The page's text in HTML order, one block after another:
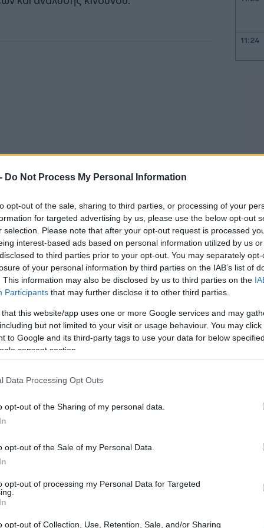
Do Not Process My Personal Information
opt-out of the sale, sharing to third parties, or processing of your
for targeted advertising by us, please use the below opt-out
selection. Please note that after your opt-out request is processed
interest-based ads based on personal information utilized by us
to third parties prior to your opt-out. You may separately
of your personal information by third parties on the IAB’s list of
This information may also be disclosed by us to third parties on the
Participants that may further disclose it to other third parties.
that this website/app uses one or more Google services and may
but not limited to your visit or usage behaviour. You may
to Google and its third-party tags to use your data for below
consent section.
Data Processing Opt Outs
opt-out of the Sharing of my personal data.
opt-out of the Sale of my Personal Data.
opt-out of processing my Personal Data for Targeted
opt-out of Collection, Use, Retention, Sale, and/or Sharing
είχαν την ευκαιρία να ενημερωθούν για
η AGEA στη λειτουργία του ιταλικού
τις διαδικασίες που υποστηρίζουν την
στους δικαιούχους.
11:24
11:05
10:40